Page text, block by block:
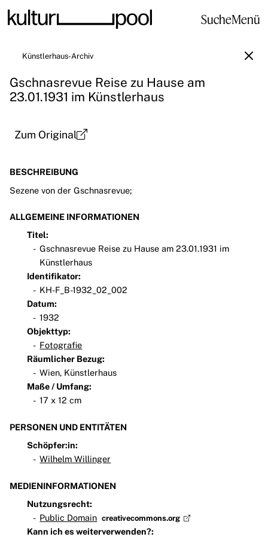
SucheMenü
Künstlerhaus-Archiv
Gschnasrevue Reise zu Hause am
23.01.1931 im Künstlerhaus
Zum Original
BESCHREIBUNG
Sezene von der Gschnasrevue;
ALLGEMEINE INFORMATIONEN
Titel:
Gschnasrevue Reise zu Hause am 23.01.1931 im
Künstlerhaus
Identifikator:
KH-F_B-1932_02_002
Datum:
1932
Objekttyp:
Fotografie
Räumlicher Bezug:
Wien, Künstlerhaus
Maße / Umfang:
17 x 12 cm
PERSONEN UND ENTITÄTEN
Schöpfer:in:
Wilhelm Willinger
MEDIENINFORMATIONEN
Nutzungsrecht:
Public Domain creativecommons.org
Kann ich es weiterverwenden?: